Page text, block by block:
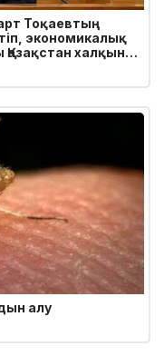
Тоқаевтың
экономикалық
халқына
алу